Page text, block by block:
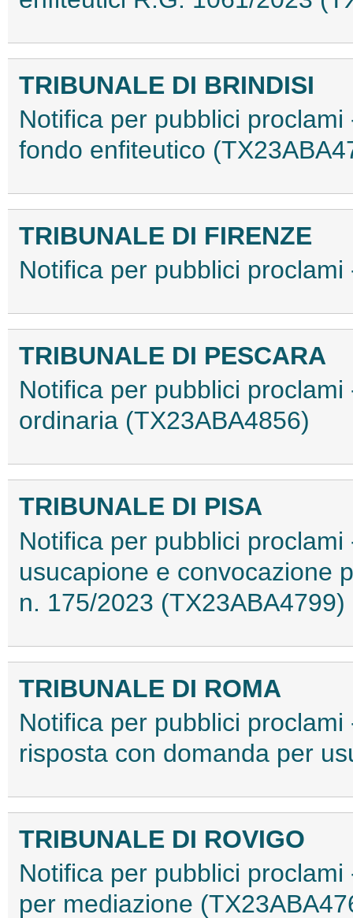
TRIBUNALE DI BRINDISI
Notifica per pubblici
fondo enfiteutico
TRIBUNALE DI FIRENZE
Notifica per pubblici
TRIBUNALE DI PESCARA
Notifica per pubblici
ordinaria (TX23ABA4856)
TRIBUNALE DI PISA
Notifica per pubblici
usucapione e convocazione
n. 175/2023 (TX23ABA4799)
TRIBUNALE DI ROMA
Notifica per pubblici
risposta con domanda per
TRIBUNALE DI ROVIGO
Notifica per pubblici
per mediazione